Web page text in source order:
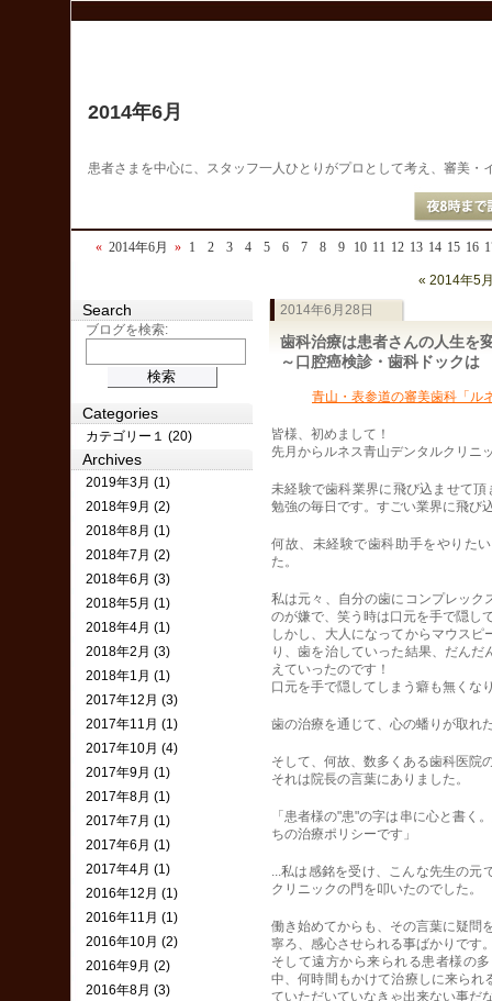
2014年6月
患者さまを中心に、スタッフ一人ひとりがプロとして考え、審美
« 2014年6月 » 1 2 3 4 5 6 7 8 9 10 11 12 13 14 15 16
2014年6月28日
歯科治療は患者さんの人生を
～口腔癌検診・歯科ドック
青山・表参道の審美歯科「ル
皆様、初めまして！
先月からルネス青山デンタルクリニ
未経験で歯科業界に飛び込ませて
勉強の毎日です。すごい業界に飛び
何故、未経験で歯科助手をやりた
た。
私は元々、自分の歯にコンプレッ
のが嫌で、笑う時は口元を手で隠し
しかし、大人になってからマウス
り、歯を治していった結果、だん
えていったのです！
口元を手で隠してしまう癖も無くな
歯の治療を通じて、心の蟠りが取れ
そして、何故、数多くある歯科医院
それは院長の言葉にありました。
「患者様の"患"の字は串に心と書く
ちの治療ポリシーです」
...私は感銘を受け、こんな先生の元
クリニックの門を叩いたのでした。
働き始めてからも、その言葉に疑問
寧ろ、感心させられる事ばかりです
そして遠方から来られる患者様の
中、何時間もかけて治療しに来ら
ていただいていなきゃ出来ない事だ
« 2014年5
Search
ブログを検索:
Categories
カテゴリー１ (20)
Archives
2019年3月 (1)
2018年9月 (2)
2018年8月 (1)
2018年7月 (2)
2018年6月 (3)
2018年5月 (1)
2018年4月 (1)
2018年2月 (3)
2018年1月 (1)
2017年12月 (3)
2017年11月 (1)
2017年10月 (4)
2017年9月 (1)
2017年8月 (1)
2017年7月 (1)
2017年6月 (1)
2017年4月 (1)
2016年12月 (1)
2016年11月 (1)
2016年10月 (2)
2016年9月 (2)
2016年8月 (3)